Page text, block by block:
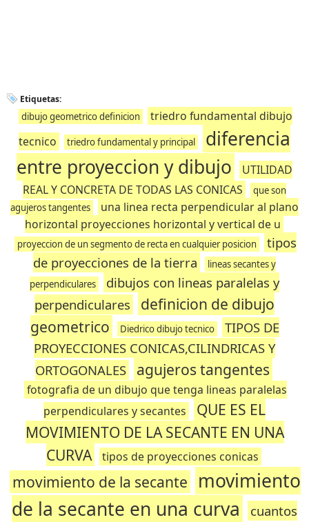
Etiquetas:
dibujo geometrico definicion
triedro fundamental dibujo
tecnico
triedro fundamental y principal
diferencia
entre proyeccion y dibujo
UTILIDAD
REAL Y CONCRETA DE TODAS LAS CONICAS
que son
agujeros tangentes
una linea recta perpendicular al plano
horizontal proyecciones horizontal y vertical de u
proyeccion de un segmento de recta en cualquier posicion
tipos
de proyecciones de la tierra
lineas secantes y
perpendiculares
dibujos con lineas paralelas y
perpendiculares
definicion de dibujo
geometrico
Diedrico dibujo tecnico
TIPOS DE
PROYECCIONES CONICAS,CILINDRICAS Y
ORTOGONALES
agujeros tangentes
fotografia de un dibujo que tenga lineas paralelas
perpendiculares y secantes
QUE ES EL
MOVIMIENTO DE LA SECANTE EN UNA
CURVA
tipos de proyecciones conicas
movimiento de la secante
movimiento
de la secante en una curva
cuantos